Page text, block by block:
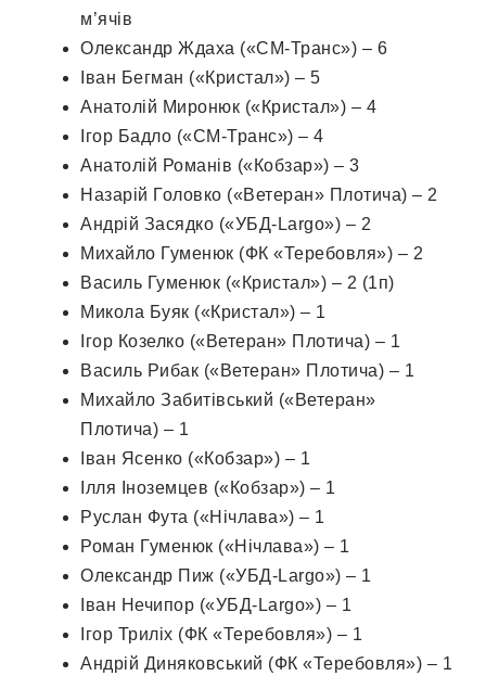
м’ячів
Олександр Ждаха («СМ-Транс») – 6
Іван Бегман («Кристал») – 5
Анатолій Миронюк («Кристал») – 4
Ігор Бадло («СМ-Транс») – 4
Анатолій Романів («Кобзар») – 3
Назарій Головко («Ветеран» Плотича) – 2
Андрій Засядко («УБД-Largo») – 2
Михайло Гуменюк (ФК «Теребовля») – 2
Василь Гуменюк («Кристал») – 2 (1п)
Микола Буяк («Кристал») – 1
Ігор Козелко («Ветеран» Плотича) – 1
Василь Рибак («Ветеран» Плотича) – 1
Михайло Забитівський («Ветеран»
Плотича) – 1
Іван Ясенко («Кобзар») – 1
Ілля Іноземцев («Кобзар») – 1
Руслан Фута («Нічлава») – 1
Роман Гуменюк («Нічлава») – 1
Олександр Пиж («УБД-Largo») – 1
Іван Нечипор («УБД-Largo») – 1
Ігор Триліх (ФК «Теребовля») – 1
Андрій Диняковський (ФК «Теребовля») – 1